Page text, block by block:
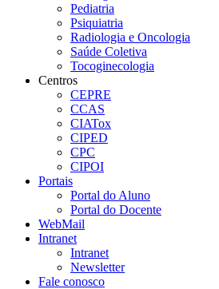
Pediatria
Psiquiatria
Radiologia e Oncologia
Saúde Coletiva
Tocoginecologia
Centros
CEPRE
CCAS
CIATox
CIPED
CPC
CIPOI
Portais
Portal do Aluno
Portal do Docente
WebMail
Intranet
Intranet
Newsletter
Fale conosco